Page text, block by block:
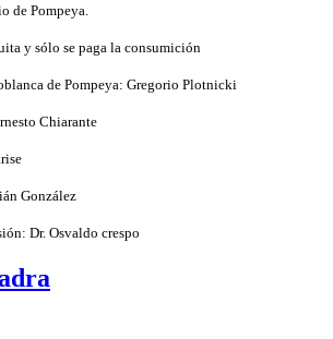
de Pompeya.
y sólo se paga la consumición
de Pompeya: Gregorio Plotnicki
Chiarante
González
Dr. Osvaldo crespo